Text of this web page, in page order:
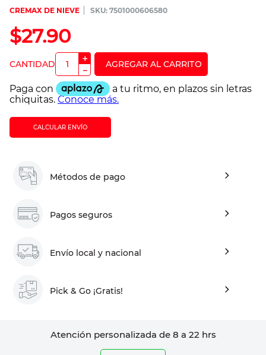
CREMAX DE NIEVE :7501000606580
$27.90
＋
－
CALCULAR ENVÍO
Métodos de pago
Pagos seguros
Envío local y nacional
Pick & Go ¡Gratis!
Atención personalizada de 8 a 22 hrs